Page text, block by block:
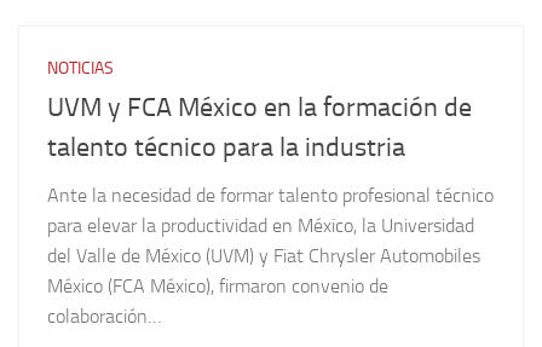
NOTICIAS
UVM y FCA México en la formación de
talento técnico para la industria
Ante la necesidad de formar talento profesional técnico
para elevar la productividad en México, la Universidad
del Valle de México (UVM) y Fiat Chrysler Automobiles
México (FCA México), firmaron convenio de
colaboración…